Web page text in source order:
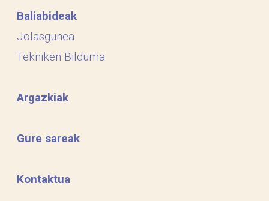
Baliabideak
Jolasgunea
Tekniken Bilduma
Argazkiak
Gure sareak
Kontaktua